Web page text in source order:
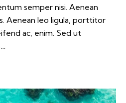
semper nisi. Aenean
Aenean leo ligula, porttitor
ac, enim. Sed ut